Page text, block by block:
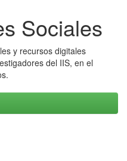
Sociales
y recursos digitales
del IIS, en el